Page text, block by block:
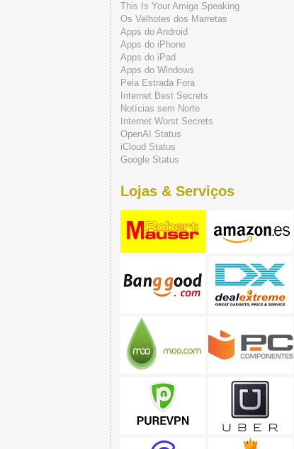
This Is Your Amiga Speaking
Os Velhotes dos Marretas
Apps do Android
Apps do iPhone
Apps do iPad
Apps do Windows
Pela Estrada Fora
Internet Best Secrets
Notícias sem Norte
Internet Worst Secrets
OpenAI Status
iCloud Status
Google Status
Lojas & Serviços